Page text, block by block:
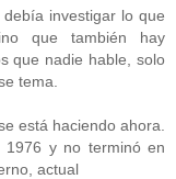
investigar lo que
que también hay
que nadie hable, solo
tema.
está haciendo ahora.
1976 y no terminó en
actual